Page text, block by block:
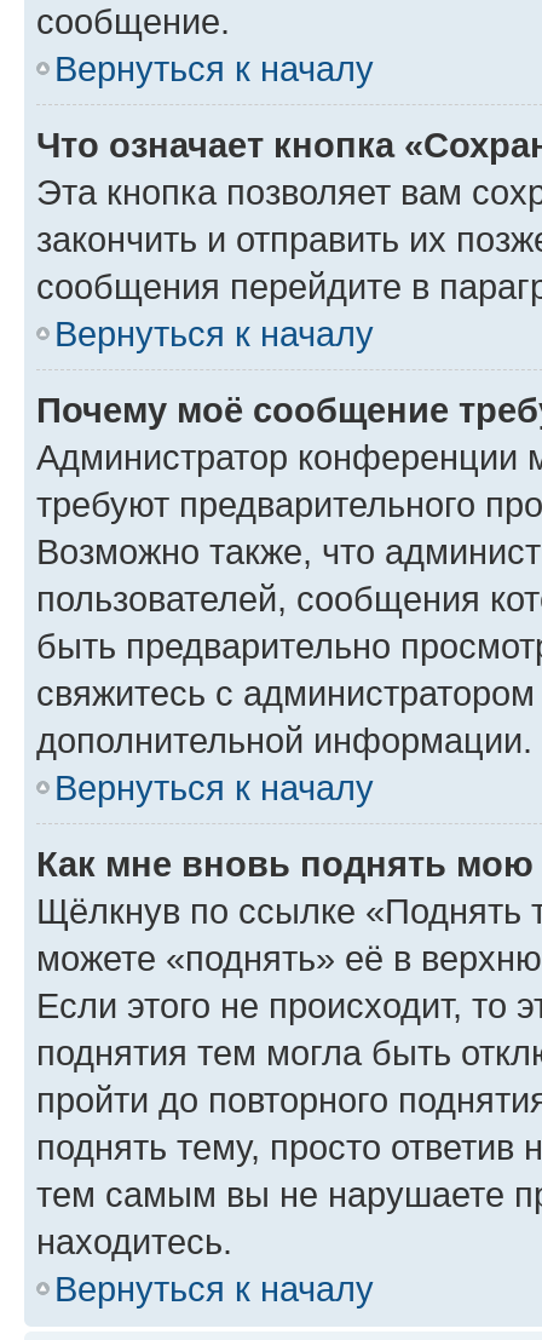
сообщение.
Вернуться к началу
Что означает кнопка
Эта кнопка позволяет вам
закончить и отправить их
сообщения перейдите в
Вернуться к началу
Почему моё сообщение
Администратор конференции
требуют предварительного
Возможно также, что
пользователей, сообщения
быть предварительно
свяжитесь с
дополнительной информации.
Вернуться к началу
Как мне вновь поднять мою
Щёлкнув по ссылке «Поднять
можете «поднять» её в
Если этого не происходит, то
поднятия тем могла быть
пройти до повторного
поднять тему, просто ответив
тем самым вы не нарушаете
находитесь.
Вернуться к началу